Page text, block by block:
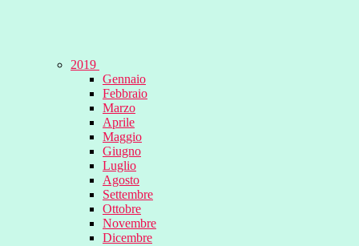
2019
Gennaio
Febbraio
Marzo
Aprile
Maggio
Giugno
Luglio
Agosto
Settembre
Ottobre
Novembre
Dicembre